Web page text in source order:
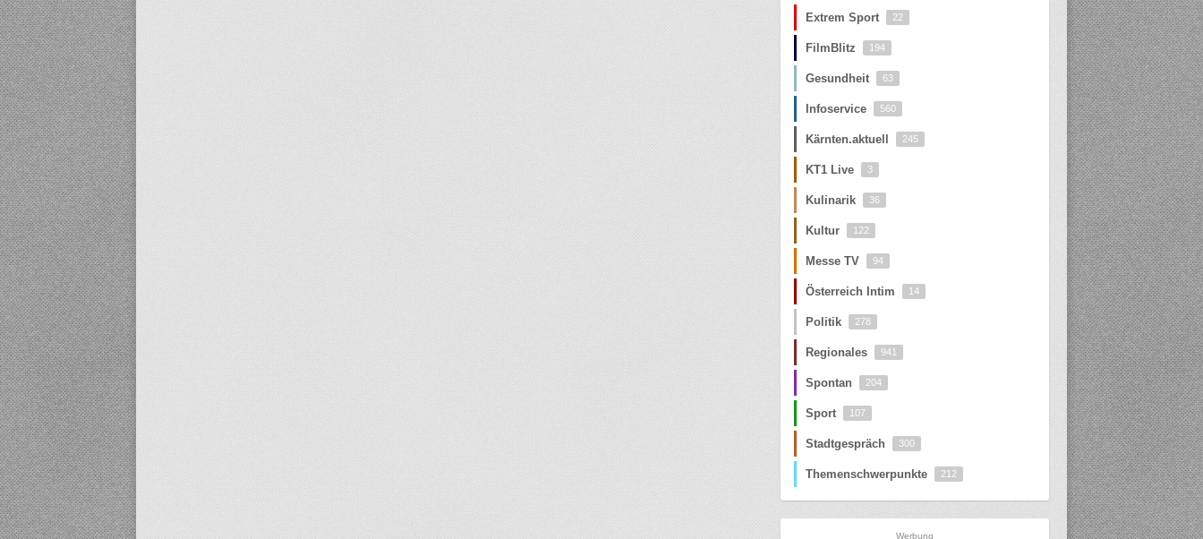
Extrem Sport 22
FilmBlitz 194
Gesundheit 63
Infoservice 560
Kärnten.aktuell 245
KT1 Live 3
Kulinarik 36
Kultur 122
Messe TV 94
Österreich Intim 14
Politik 278
Regionales 941
Spontan 204
Sport 107
Stadtgespräch 300
Themenschwerpunkte 212
Werbung